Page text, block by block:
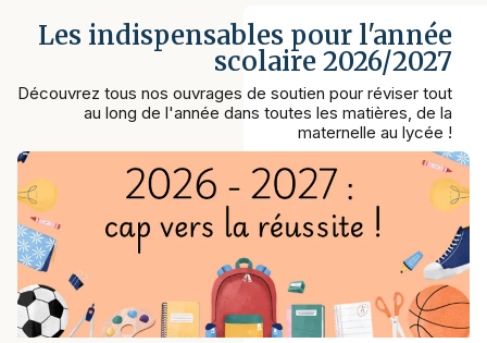
Les indispensables pour l'année
scolaire 2026/2027
Découvrez tous nos ouvrages de soutien pour réviser tout
au long de l'année dans toutes les matières, de la
maternelle au lycée !